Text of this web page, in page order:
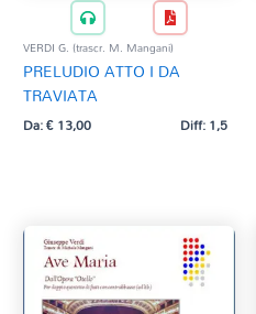
VERDI G. (trascr. M. Mangani)
PRELUDIO ATTO I DA
TRAVIATA
Da:€13,00 Diff: 1,5